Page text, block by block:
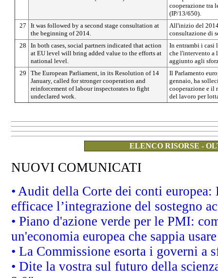
cooperazione tra
(IP/13/650).
27
It was followed by a second stage consultation at
the beginning of 2014.
All'inizio del
consultazione di
28
In both cases, social partners indicated that action
at EU level will bring added value to the efforts at
national level.
In entrambi i casi
che l'intervento a
aggiunto agli
29
The European Parliament, in its Resolution of 14
January, called for stronger cooperation and
reinforcement of labour inspectorates to fight
undeclared work.
Il Parlamento
gennaio, ha
cooperazione e il
del lavoro per
ELENCO RISORSE -
NUOVI COMUNICATI
• Audit della Corte dei conti
efficace l’integrazione del sostegno
• Piano d'azione verde per le PMI:
un'economia europea che sappia
• La Commissione esorta i governi
• Dite la vostra sul futuro della